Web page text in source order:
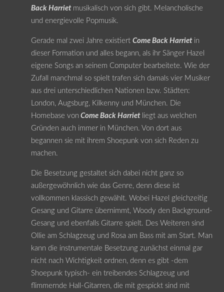
Back Harrietmusikalisch von sich gibt. Melancholische
und energievolle Popmusik.
Gerade mal zwei Jahre existiert Come Back Harrietin
dieser Formation und alles begann, als ihr Sänger Hazel
eigene Songs an seinem Computer bearbeitete. Wie der
Zufall manchmal so spielt trafen sich damals vier Musiker
aus drei unterschiedlichen Nationen bzw. Städten:
London, Augsburg, Kilkenny und München. Die
Homebase von Come Back Harrietliegt aus welchen
Gründen auch immer in München. Von dort aus
begannen sie mit ihrem Shoepunk von sich Reden zu
machen.
Die Besetzung gestaltet sich dabei nicht ganz so
außergewöhnlich wie das Genre, denn diese ist
vollkommen klassisch gewählt. Wobei Hazel gleichzeitig
Gesang und Gitarre übernimmt, Woody den Background-
Gesang und ebenfalls Gitarre spielt. Des Weiteren sind
Ollie am Schlagzeug und Rosa am Bass mit am Start. Man
kann die instrumentale Besetzung zunächst einmal gar
nicht nach Wichtigkeit ordnen, denn es gibt -dem
Shoepunk typisch- ein treibendes Schlagzeug und
flimmernde Hall-Gitarren, die mit gespickt sind mit